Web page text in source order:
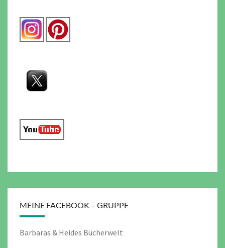
MEINE FACEBOOK – GRUPPE
Barbaras & Heides Bücherwelt